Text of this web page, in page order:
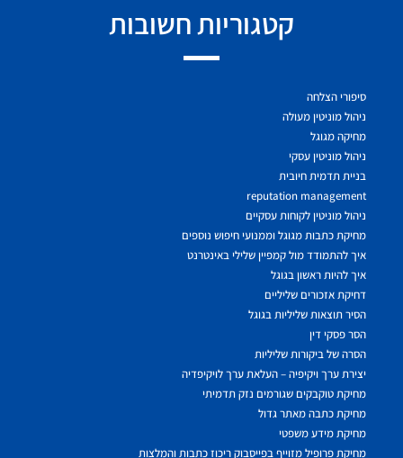
קטגוריות חשובות
סיפורי הצלחה
ניהול מוניטין מעולה
מחיקה מגוגל
ניהול מוניטין עסקי
בניית תדמית חיובית
reputation management
ניהול מוניטין לקוחות עסקיים
מחיקת כתבות מגוגל וממנועי חיפוש נוספים
איך להתמודד מול קמפיין שלילי באינטרנט
איך להיות ראשון בגוגל
דחיקת אזכורים שליליים
הסיר תוצאות שליליות בגוגל
הסר פסקי דין
הסרה של ביקורות שליליות
יצירת ערך ויקיפיה – העלאת ערך לויקיפדיה
מחיקת טוקבקים שגורמים נזק תדמיתי
מחיקת כתבה מאתר גדול
מחיקת מידע משפטי
מחיקת פרופיל מזוייף בפייסבוק ריכוז כתבות והמלצות